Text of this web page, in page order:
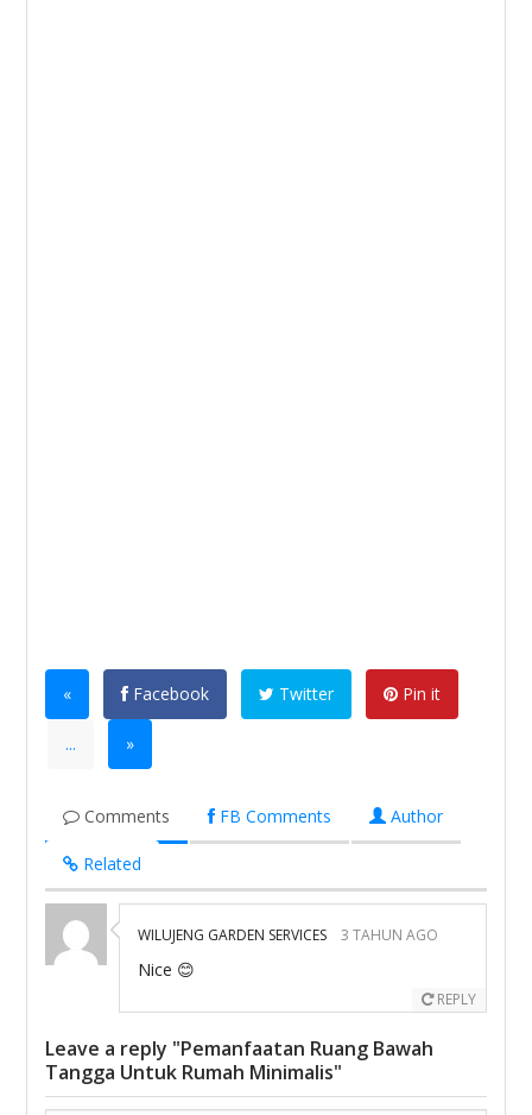
« Facebook Twitter Pin it
... »
Comments FB Comments Author
Related
WILUJENG GARDEN SERVICES 3 TAHUN AGO
Nice 😊
REPLY
Leave a reply "Pemanfaatan Ruang Bawah
Tangga Untuk Rumah Minimalis"